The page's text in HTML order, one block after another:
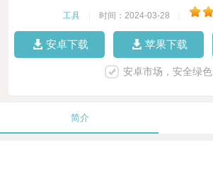
工具 时间：2024-03-28
安卓下载 苹果下载
安卓市场，安全绿色
简介